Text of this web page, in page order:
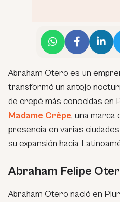
Abraham Otero es un
transformó un antojo
de crepé más conocidas en
Madame Crêpe, una marca
presencia en varias
su expansión hacia
Abraham Felipe
Abraham Otero nació en